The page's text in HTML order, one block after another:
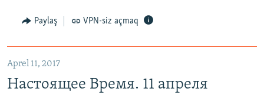
Paylaş VPN-siz açmaq
Aprel 11, 2017
Настоящее Время. 11 апреля